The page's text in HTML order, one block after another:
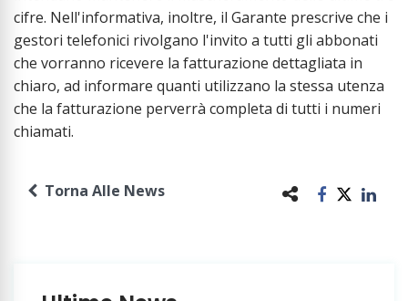
cifre. Nell'informativa, inoltre, il Garante prescrive che i
gestori telefonici rivolgano l'invito a tutti gli abbonati
che vorranno ricevere la fatturazione dettagliata in
chiaro, ad informare quanti utilizzano la stessa utenza
che la fatturazione perverrà completa di tutti i numeri
chiamati.
Torna Alle News